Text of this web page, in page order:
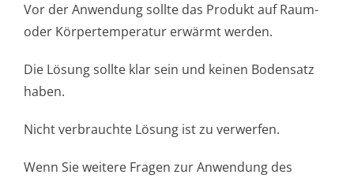
Vor der Anwendung sollte das Produkt auf Raum-
oder Körpertemperatur erwärmt werden.
Die Lösung sollte klar sein und keinen Bodensatz
haben.
Nicht verbrauchte Lösung ist zu verwerfen.
Wenn Sie weitere Fragen zur Anwendung des